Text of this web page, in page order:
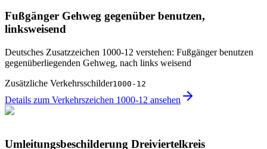
Fußgänger Gehweg gegenüber benutzen,
linksweisend
Deutsches Zusatzzeichen 1000-12 verstehen: Fußgänger benutzen
gegenüberliegenden Gehweg, nach links weisend
Zusätzliche Verkehrsschilder1000-12
Details zum Verkehrszeichen 1000-12 ansehen
Umleitungsbeschilderung Dreiviertelkreis